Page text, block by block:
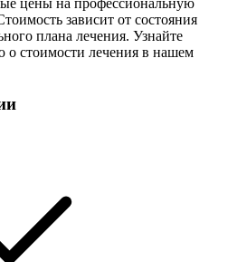
цены на профессиональную
зависит от состояния
плана лечения. Узнайте
стоимости лечения в нашем